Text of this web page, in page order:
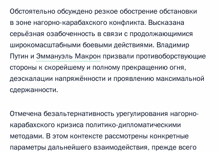
Обстоятельно обсуждено резкое обострение обстановки
в зоне нагорно-карабахского конфликта. Высказана
серьёзная озабоченность в связи с продолжающимися
широкомасштабными боевыми действиями. Владимир
Путин и Эммануэль Макрон призвали противоборствующие
стороны к скорейшему и полному прекращению огня,
деэскалации напряжённости и проявлению максимальной
сдержанности.
Отмечена безальтернативность урегулирования нагорно-
карабахского кризиса политико-дипломатическими
методами. В этом контексте рассмотрены конкретные
параметры дальнейшего взаимодействия, прежде всего